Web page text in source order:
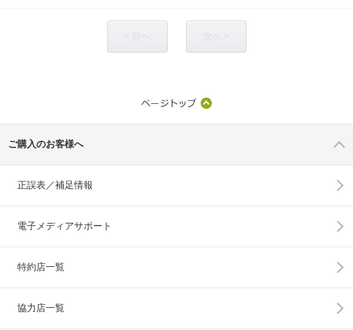
ご購入のお客様へ
正誤表／補足情報
電子メディアサポート
特約店一覧
協力店一覧